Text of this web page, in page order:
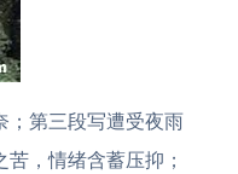
；第三段写遭受夜雨
，情绪含蓄压抑；